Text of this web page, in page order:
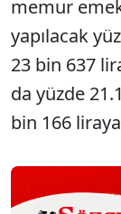
memur
yapılacak
23 bin 637
da yüzde
bin 166